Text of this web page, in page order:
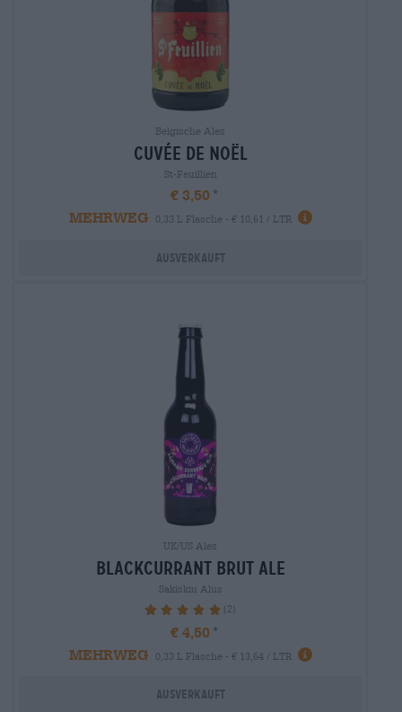
Belgische Ales
cuvée de noël
St-Feuillien
€ 3,50
MEHRWEG
0,33 L Flasche - € 10,61 / LTR
Ausverkauft
UK/US Ales
blackcurrant brut ale
Sakiskiu Alus
100% (2)
€ 4,50
MEHRWEG
0,33 L Flasche - € 13,64 / LTR
Ausverkauft